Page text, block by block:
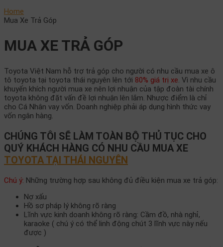
Home
Mua Xe Trả Góp
MUA XE TRẢ GÓP
Toyota Việt Nam hỗ trợ trả góp cho người có nhu cầu mua xe ô
tô toyota tại toyota thái nguyên lên tới 80% giá trị xe. Vì nhu cầu
khuyến khích người mua xe nên lợi nhuận của tập đoàn tài chính
toyota không đặt vấn đề lợi nhuận lên lắm. Nhược điểm là chỉ
cho Cá Nhân vay vốn. Doanh nghiệp phải áp dụng hình thức vay
vốn ngân hàng.
CHÚNG TÔI SẼ LÀM TOÀN BỘ THỦ TỤC CHO
QUÝ KHÁCH HÀNG CÓ NHU CẦU MUA XE
TOYOTA TẠI THÁI NGUYÊN
Chú ý: Những trường hợp sau không đủ điều kiện mua xe trả góp:
Nợ xấu
Hồ sơ pháp lý không rõ ràng
Lĩnh vực kinh doanh không rõ ràng: Cầm đồ, nhà nghỉ,
karaoke ( chú ý có thể linh động chút 3 lĩnh vực này nếu
được )